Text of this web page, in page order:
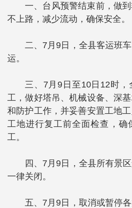
一、台风预警结束前，做
不上路，减少流动，确保安全。
二、7月9日，全县客运班
运。
三、7月9日至10日12时
工，做好塔吊、机械设备、深
和防护工作，并妥善安置工地
工地进行复工前全面检查，确
工。
四、7月9日，全县所有景
一律关闭。
五、7月9日，取消或暂停